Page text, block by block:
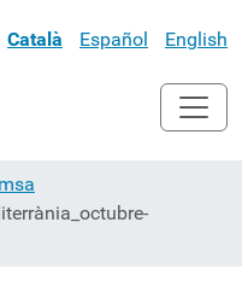
Català Español English